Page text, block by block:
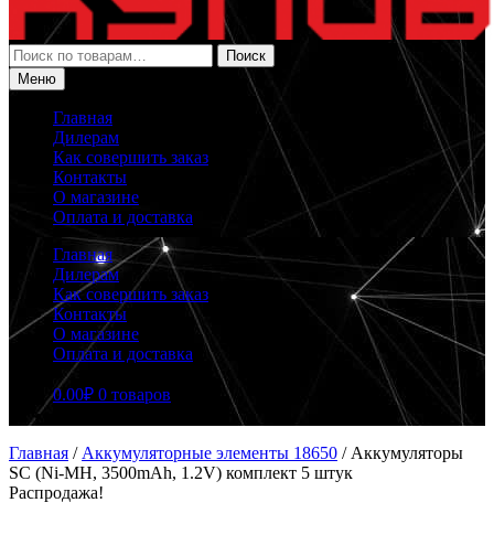
Искать:
Поиск
Меню
Главная
Дилерам
Как совершить заказ
Контакты
О магазине
Оплата и доставка
Главная
Дилерам
Как совершить заказ
Контакты
О магазине
Оплата и доставка
0.00₽ 0 товаров
Главная / Аккумуляторные элементы 18650 / Аккумуляторы
SC (Ni-MH, 3500mAh, 1.2V) комплект 5 штук
Распродажа!